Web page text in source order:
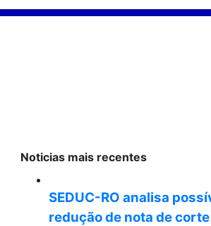
Noticias mais recentes
SEDUC-RO analisa
redução de nota de corte